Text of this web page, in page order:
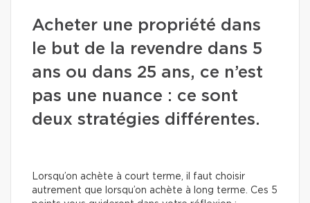
Acheter une propriété dans
le but de la revendre dans 5
ans ou dans 25 ans, ce n’est
pas une nuance : ce sont
deux stratégies différentes.
Lorsqu’on achète à court terme, il faut choisir
autrement que lorsqu’on achète à long terme. Ces 5